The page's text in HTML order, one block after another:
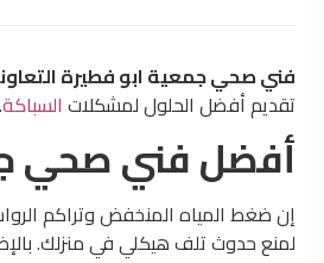
فني صحي جمعية ابو فطيرة
تقديم أفضل الحلول لمشكلات السباكة
أفضل فني صحي
إن ضغط المياه المنخفض وتراكم
لمنع حدوث تلف هيكلي في منزلك.